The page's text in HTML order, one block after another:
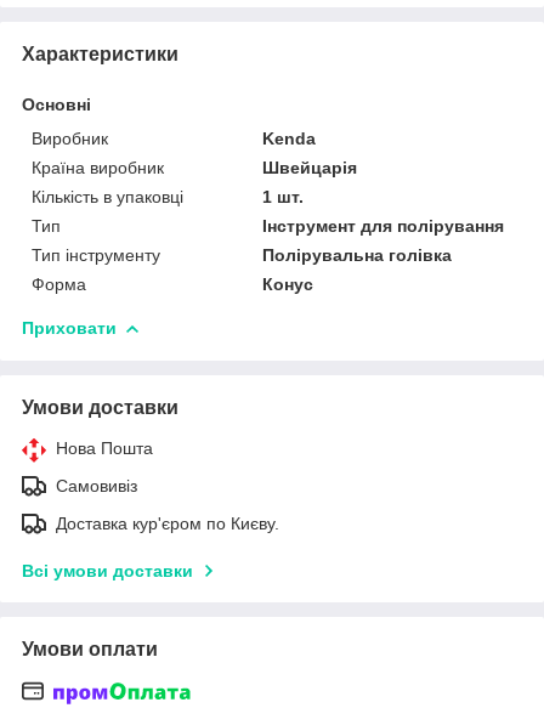
Характеристики
Основні
Виробник
Kenda
Країна виробник
Швейцарія
Кількість в упаковці
1 шт.
Тип
Інструмент для полірування
Тип інструменту
Полірувальна голівка
Форма
Конус
Приховати
Умови доставки
Нова Пошта
Самовивіз
Доставка кур'єром по Києву.
Всі умови доставки
Умови оплати